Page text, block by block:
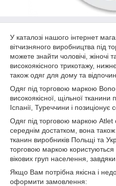
У каталозі нашого інтернет
вітчизняного виробництва під
можете знайти чоловічі, жіночі
високоякісного трикотажу,
також одяг для дому та
Одяг під торговою маркою
високоякісної, щільної тканини
Іспанії, Туреччини і
Одяг під торговою маркою Atlet
середнім достатком, вона також
тканин виробників Польщі та
торговою маркою
вікових груп населення,
Якщо Вам потрібна якісна і
оформити замовлення: